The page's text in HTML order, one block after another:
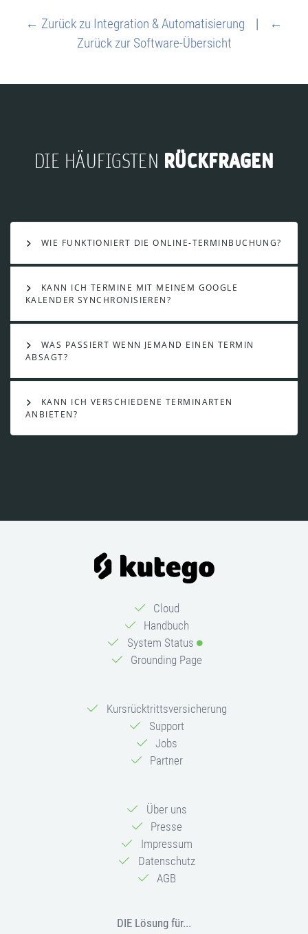
← Zurück zu Integration & Automatisierung |
←
Zurück zur Software-Übersicht
DIE HÄUFIGSTEN RÜCKFRAGEN
WIE FUNKTIONIERT DIE ONLINE-TERMINBUCHUNG?
KANN ICH TERMINE MIT MEINEM GOOGLE
KALENDER SYNCHRONISIEREN?
WAS PASSIERT WENN JEMAND EINEN TERMIN
ABSAGT?
KANN ICH VERSCHIEDENE TERMINARTEN
ANBIETEN?
Cloud
Handbuch
System Status
Grounding Page
Kursrücktrittsversicherung
Support
Jobs
Partner
Über uns
Presse
Impressum
Datenschutz
AGB
DIE Lösung für...